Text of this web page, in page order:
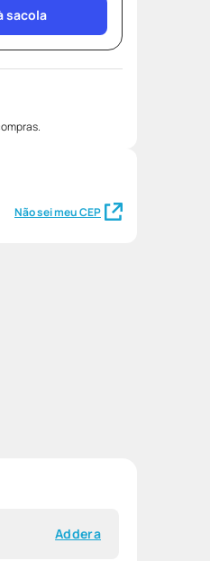
sacola
Não sei meu CEP
Addera